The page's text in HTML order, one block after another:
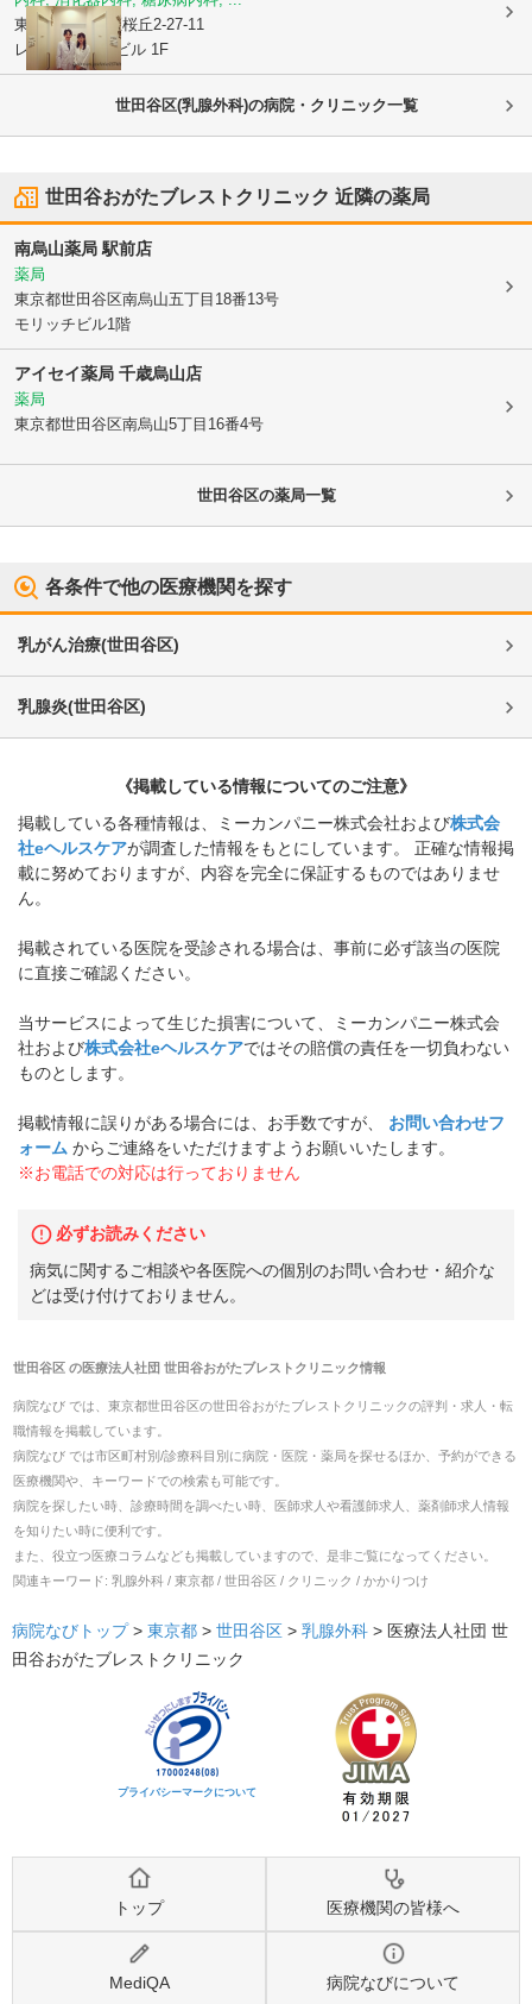
東京都世田谷区桜丘2-27-11
レフィーノKMビル 1F
世田谷区(乳腺外科)の病院・クリニック一覧
世田谷おがたブレストクリニック 近隣の薬局
南烏山薬局 駅前店
薬局
東京都世田谷区南烏山五丁目18番13号
モリッチビル1階
アイセイ薬局 千歳烏山店
薬局
東京都世田谷区南烏山5丁目16番4号
世田谷区の薬局一覧
各条件で他の医療機関を探す
乳がん治療(世田谷区)
乳腺炎(世田谷区)
《掲載している情報についてのご注意》
掲載している各種情報は、ミーカンパニー株式会社および株式会
社eヘルスケアが調査した情報をもとにしています。 正確な情報掲
載に努めておりますが、内容を完全に保証するものではありませ
ん。
掲載されている医院を受診される場合は、事前に必ず該当の医院
に直接ご確認ください。
当サービスによって生じた損害について、ミーカンパニー株式会
社および株式会社eヘルスケアではその賠償の責任を一切負わない
ものとします。
掲載情報に誤りがある場合には、お手数ですが、
お問い合わせフ
ォーム からご連絡をいただけますようお願いいたします。
※お電話での対応は行っておりません
必ずお読みください
病気に関するご相談や各医院への個別のお問い合わせ・紹介な
どは受け付けておりません。
世田谷区の医療法人社団 世田谷おがたブレストクリニック情報
病院なび では、 東京都世田谷区の世田谷おがたブレストクリニックの評判・求人・転
職情報を掲載しています。
病院なび では市区町村別/診療科目別に病院・医院・薬局を探せるほか、予約ができる
医療機関や、キーワードでの検索も可能です。
病院を探したい時、診療時間を調べたい時、医師求人や看護師求人、薬剤師求人情報
を知りたい時に便利です。
また、役立つ医療コラムなども掲載していますので、是非ご覧になってください。
関連キーワード: 乳腺外科 / 東京都 / 世田谷区 / クリニック / かかりつけ
病院なびトップ > 東京都 > 世田谷区 > 乳腺外科 > 医療法人社団 世
田谷おがたブレストクリニック
プライバシーマークについて
トップ 医療機関の皆様へ
MediQA 病院なびについて